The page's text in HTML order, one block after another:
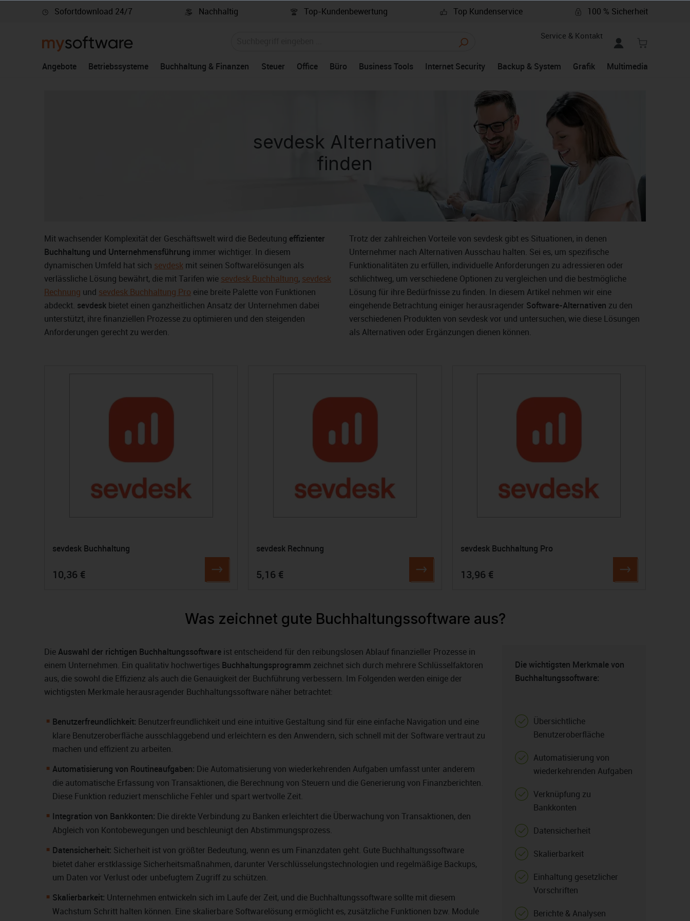
Zur Hauptnavigation springen
Sofortdownload 24/7 Nachhaltig Top-Kundenbewertung Top Kundenservice 100 % Sicherheit
Service & Kontakt
Angebote Betriebssysteme Buchhaltung & Finanzen Steuer Office Büro Business Tools Internet Security Backup & System Grafik Multimedia
sevdesk Alternativen
finden
Mit wachsender Komplexität der Geschäftswelt wird die Bedeutung effizienter
Buchhaltung und Unternehmensführung immer wichtiger. In diesem
dynamischen Umfeld hat sich sevdesk mit seinen Softwarelösungen als
verlässliche Lösung bewährt, die mit Tarifen wie sevdesk Buchhaltung, sevdesk
Rechnung und sevdesk Buchhaltung Pro eine breite Palette von Funktionen
abdeckt. sevdesk bietet einen ganzheitlichen Ansatz der Unternehmen dabei
unterstützt, ihre finanziellen Prozesse zu optimieren und den steigenden
Anforderungen gerecht zu werden.
Trotz der zahlreichen Vorteile von sevdesk gibt es Situationen, in denen
Unternehmer nach Alternativen Ausschau halten. Sei es, um spezifische
Funktionalitäten zu erfüllen, individuelle Anforderungen zu adressieren oder
schlichtweg, um verschiedene Optionen zu vergleichen und die bestmögliche
Lösung für ihre Bedürfnisse zu finden. In diesem Artikel nehmen wir eine
eingehende Betrachtung einiger herausragender Software-Alternativen zu den
verschiedenen Produkten von sevdesk vor und untersuchen, wie diese Lösungen
als Alternativen oder Ergänzungen dienen können.
sevdesk Buchhaltung
10,36 €
sevdesk Rechnung
5,16 €
sevdesk Buchhaltung Pro
13,96 €
Was zeichnet gute Buchhaltungssoftware aus?
Die wichtigsten Merkmale von
Buchhaltungssoftware:
Übersichtliche
Benutzeroberfläche
Automatisierung von
wiederkehrenden Aufgaben
Verknüpfung zu
Bankkonten
Datensicherheit
Skalierbarkeit
Einhaltung gesetzlicher
Vorschriften
Berichte & Analysen
DieAuswahl der richtigen Buchhaltungssoftware ist entscheidend für den reibungslosen Ablauf finanzieller Prozesse in
einem Unternehmen. Ein qualitativ hochwertiges Buchhaltungsprogramm zeichnet sich durch mehrere Schlüsselfaktoren
aus, die sowohl die Effizienz als auch die Genauigkeit der Buchführung verbessern. Im Folgenden werden einige der
wichtigsten Merkmale herausragender Buchhaltungssoftware näher betrachtet:
Benutzerfreundlichkeit: Benutzerfreundlichkeit und eine intuitive Gestaltung sind für eine einfache Navigation und eine
klare Benutzeroberfläche ausschlaggebend und erleichtern es den Anwendern, sich schnell mit der Software vertraut zu
machen und effizient zu arbeiten.
Automatisierung von Routineaufgaben: Die Automatisierung von wiederkehrenden Aufgaben umfasst unter anderem
die automatische Erfassung von Transaktionen, die Berechnung von Steuern und die Generierung von Finanzberichten.
Diese Funktion reduziert menschliche Fehler und spart wertvolle Zeit.
Integration von Bankkonten: Die direkte Verbindung zu Banken erleichtert die Überwachung von Transaktionen, den
Abgleich von Kontobewegungen und beschleunigt den Abstimmungsprozess.
Datensicherheit: Sicherheit ist von größter Bedeutung, wenn es um Finanzdaten geht. Gute Buchhaltungssoftware
bietet daher erstklassige Sicherheitsmaßnahmen, darunter Verschlüsselungstechnologien und regelmäßige Backups,
um Daten vor Verlust oder unbefugtem Zugriff zu schützen.
Skalierbarkeit: Unternehmen entwickeln sich im Laufe der Zeit, und die Buchhaltungssoftware sollte mit diesem
Wachstum Schritt halten können. Eine skalierbare Softwarelösung ermöglicht es, zusätzliche Funktionen bzw. Module